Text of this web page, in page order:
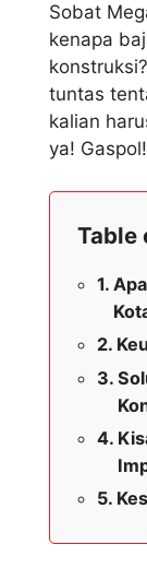
Sobat
kenapa
tuntas
kalian
ya! Gaspol!
Table